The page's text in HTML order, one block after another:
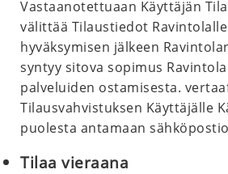
Vastaanotettuaan Käyttäjän
välittää Tilaustiedot
hyväksymisen jälkeen
syntyy sitova sopimus
palveluiden ostamisesta.
Tilausvahvistuksen Käyttäjälle
puolesta antamaan
Tilaa vieraana